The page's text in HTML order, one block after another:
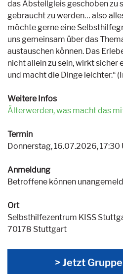
das Abstellgleis geschoben zu
gebraucht zu werden… also
möchte gerne eine
uns gemeinsam über das
austauschen können. Das
nicht allein zu sein, wirkt sicher
und macht die Dinge leichter.“
Weitere Infos
Älterwerden, was macht das
Termin
Donnerstag, 16.07.2026, 17:30
Anmeldung
Betroffene können
Ort
Selbsthilfezentrum KISS
70178 Stuttgart
> Jetzt